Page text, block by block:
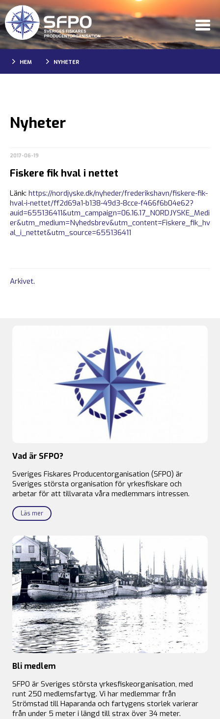
HEM NYHETER
Nyheter
2017-06-19
Fiskere fik hval i nettet
Länk: https://nordjyske.dk/nyheder/frederikshavn/fiskere-fik-
hval-i-nettet/ff2d69a1-b138-49d3-8cce-f466f6b04e62?
auid=655136411&utm_campaign=06.16.17_NORDJYSKE_Medi
er&utm_medium=Nyhedsbrev&utm_content=Fiskere_fik_hv
al_i_nettet&utm_source=655136411
Arkivet.
Vad är SFPO?
Sveriges Fiskares Producentorganisation (SFPO) är
Sveriges största organisation för yrkesfiskare och
arbetar för att tillvarata våra medlemmars intressen.
Läs mer
Bli medlem
SFPO är Sveriges största yrkesfiskeorganisation, med
runt 250 medlemsfartyg. Vi har medlemmar från
Strömstad till Haparanda och fartygens storlek varierar
från under 5 meter i längd till strax över 34 meter.